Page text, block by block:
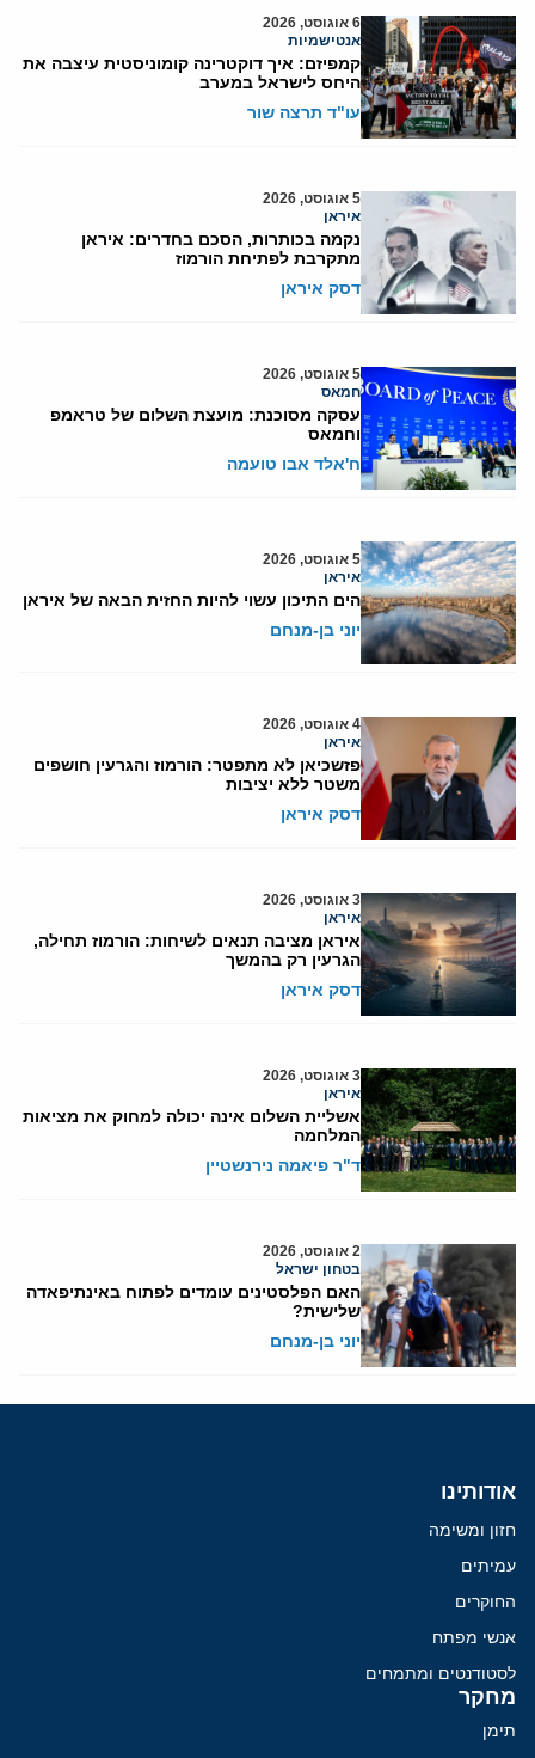
6 אוגוסט, 2026
אנטישמיות
קמפיזם: איך דוקטרינה קומוניסטית עיצבה את
היחס לישראל במערב
עו"ד תרצה שור
5 אוגוסט, 2026
איראן
נקמה בכותרות, הסכם בחדרים: איראן
מתקרבת לפתיחת הורמוז
דסק איראן
5 אוגוסט, 2026
חמאס
עסקה מסוכנת: מועצת השלום של טראמפ
וחמאס
ח'אלד אבו טועמה
5 אוגוסט, 2026
איראן
הים התיכון עשוי להיות החזית הבאה של איראן
יוני בן-מנחם
4 אוגוסט, 2026
איראן
פזשכיאן לא מתפטר: הורמוז והגרעין חושפים
משטר ללא יציבות
דסק איראן
3 אוגוסט, 2026
איראן
איראן מציבה תנאים לשיחות: הורמוז תחילה,
הגרעין רק בהמשך
דסק איראן
3 אוגוסט, 2026
איראן
אשליית השלום אינה יכולה למחוק את מציאות
המלחמה
ד"ר פיאמה נירנשטיין
2 אוגוסט, 2026
בטחון ישראל
האם הפלסטינים עומדים לפתוח באינתיפאדה
שלישית?
יוני בן-מנחם
אודותינו
חזון ומשימה
עמיתים
החוקרים
אנשי מפתח
לסטודנטים ומתמחים
מחקר
תימן